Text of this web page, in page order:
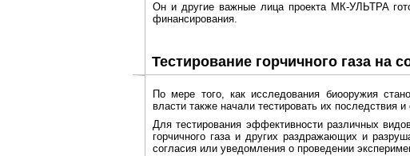
Он и другие важные лица проекта МК-УЛЬТРА
финансирования.
Тестирование горчичного газа на
По мере того, как исследования биооружия
власти также начали тестировать их последствия
Для тестирования эффективности различных
горчичного газа и других раздражающих и
согласия или уведомления о проведении